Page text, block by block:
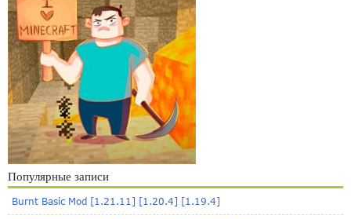
Популярные записи
Burnt Basic Mod [1.21.11] [1.20.4] [1.19.4]